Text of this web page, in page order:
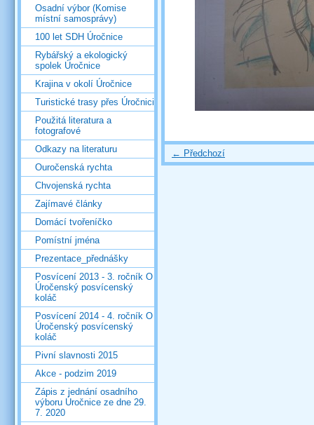
← Předchozí
Osadní výbor (Komise
místní samosprávy)
100 let SDH Úročnice
Rybářský a ekologický
spolek Úročnice
Krajina v okolí Úročnice
Turistické trasy přes Úročnici
Použitá literatura a
fotografové
Odkazy na literaturu
Ouročenská rychta
Chvojenská rychta
Zajímavé články
Domácí tvořeníčko
Pomístní jména
Prezentace_přednášky
Posvícení 2013 - 3. ročník O
Úročenský posvícenský
koláč
Posvícení 2014 - 4. ročník O
Úročenský posvícenský
koláč
Pivní slavnosti 2015
Akce - podzim 2019
Zápis z jednání osadního
výboru Úročnice ze dne 29.
7. 2020